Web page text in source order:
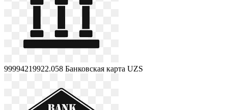
99994219922.058 Банковская карта UZS